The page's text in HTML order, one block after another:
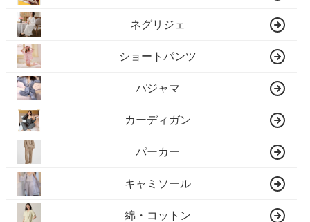
ネグリジェ
ショートパンツ
パジャマ
カーディガン
パーカー
キャミソール
綿・コットン